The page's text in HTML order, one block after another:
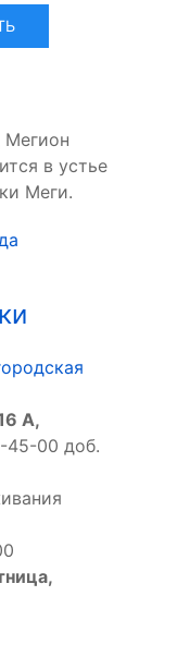
Мегион
в устье
Меги.
А,
45-00 доб.